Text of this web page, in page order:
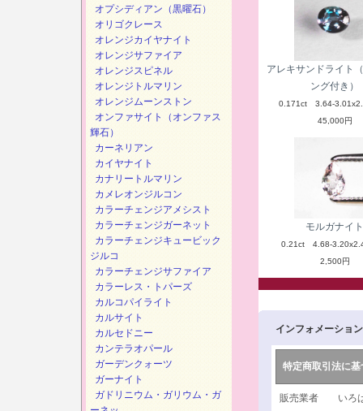
アレキサンドライト
ング付き）
0.171ct 3.64-
45,000円
モルガナイト
0.21ct 4.68-
2,500円
インフォメーション
特定商取引法に基
販売業者 いろ
オプシディアン（黒曜石）
オリゴクレース
オレンジカイヤナイト
オレンジサファイア
オレンジスピネル
オレンジトルマリン
オレンジムーンストン
オンファサイト（オンファス
輝石）
カーネリアン
カイヤナイト
カナリートルマリン
カメレオンジルコン
カラーチェンジアメシスト
カラーチェンジガーネット
カラーチェンジキュービック
ジルコ
カラーチェンジサファイア
カラーレス・トパーズ
カルコパイライト
カルサイト
カルセドニー
カンテラオパール
ガーデンクォーツ
ガーナイト
ガドリニウム・ガリウム・ガ